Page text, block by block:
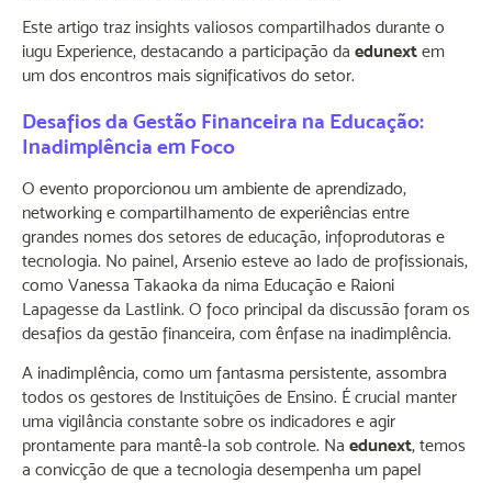
Este artigo traz insights valiosos compartilhados durante o
iugu Experience, destacando a participação da edunext em
um dos encontros mais significativos do setor.
Desafios da Gestão Financeira na Educação:
Inadimplência em Foco
O evento proporcionou um ambiente de aprendizado,
networking e compartilhamento de experiências entre
grandes nomes dos setores de educação, infoprodutoras e
tecnologia. No painel, Arsenio esteve ao lado de profissionais,
como Vanessa Takaoka da nima Educação e Raioni
Lapagesse da Lastlink. O foco principal da discussão foram os
desafios da gestão financeira, com ênfase na inadimplência.
A inadimplência, como um fantasma persistente, assombra
todos os gestores de Instituições de Ensino. É crucial manter
uma vigilância constante sobre os indicadores e agir
prontamente para mantê-la sob controle. Na edunext, temos
a convicção de que a tecnologia desempenha um papel